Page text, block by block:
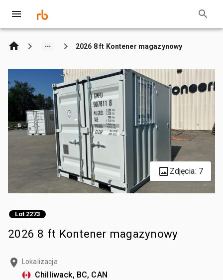
2026 8 ft Kontener magazynowy
Zdjęcia: 7
Lot 2273
2026 8 ft Kontener magazynowy
Lokalizacja
Chilliwack, BC, CAN